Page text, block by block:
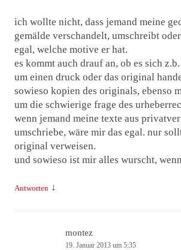
ich wollte nicht, dass jemand meine
gemälde verschandelt, umschreibt
egal, welche motive er hat.
es kommt auch drauf an, ob es sich
um einen druck oder das original
sowieso kopien des originals, ebenso
um die schwierige frage des
wenn jemand meine texte aus
umschriebe, wäre mir das egal. nur
original verweisen.
und sowieso ist mir alles wurscht,
Antworten ↓
montez
19. Januar 2013 um 5:35